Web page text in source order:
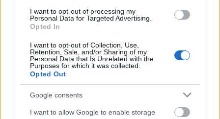
I want to opt-out of processing my
Personal Data for Targeted Advertising.
Opted In
I want to opt-out of Collection, Use,
Retention, Sale, and/or Sharing of my
Personal Data that Is Unrelated with the
Purposes for which it was collected.
Opted Out
Google consents
I want to allow Google to enable storage
stille i OL dersom utøvere fra Russland og Belarus
fikk slippe til.
Også hennes norske kollegaer har gjentatte ganger
sagt at de ikke ønsker å få russerne tilbake, slik den
politiske situasjonen er, og så lenge krigen i
Ukraina pågår. Nå slipper de å vurdere den
varianten.